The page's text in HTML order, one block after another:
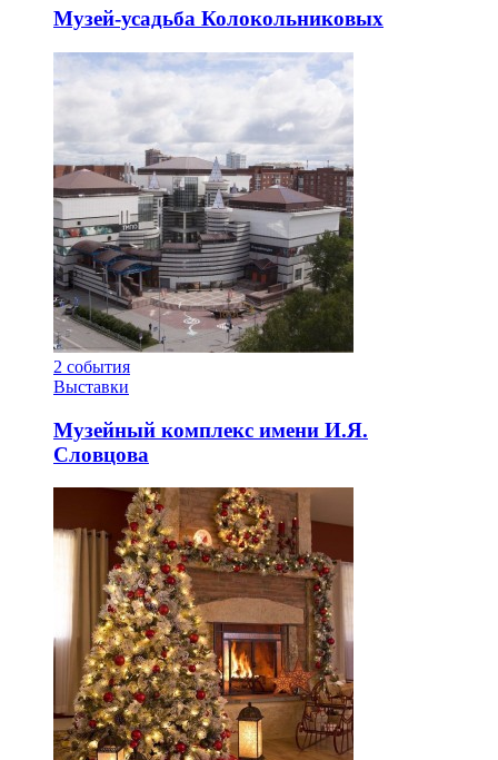
Музей-усадьба Колокольниковых
2 события
Выставки
Музейный комплекс имени И.Я.
Словцова